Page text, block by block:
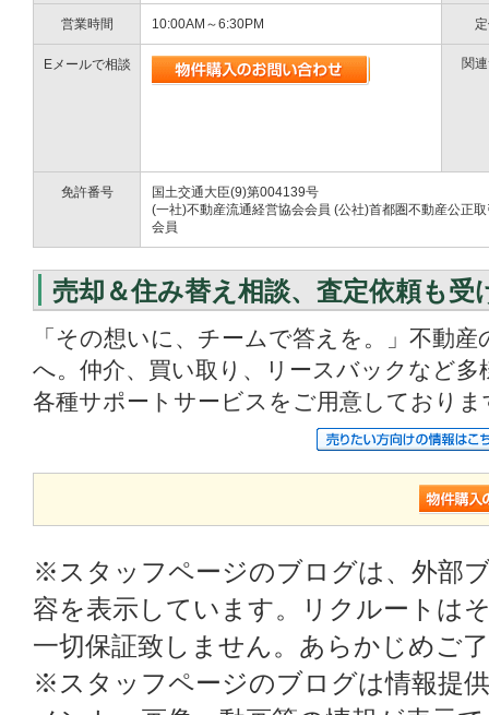
営業時間 10:00AM～6:30PM
Eメールで相談 関
免許番号
国土交通大臣(9)第004139号
(一社)不動産流通経営協会会員 (公社)首都圏不動産公正
会員
売却＆住み替え相談、査定依頼も受
「その想いに、チームで答えを。」不動
へ。仲介、買い取り、リースバックなど多
各種サポートサービスをご用意しており
※スタッフページのブログは、外部
容を表示しています。リクルートは
一切保証致しません。あらかじめご
※スタッフページのブログは情報提